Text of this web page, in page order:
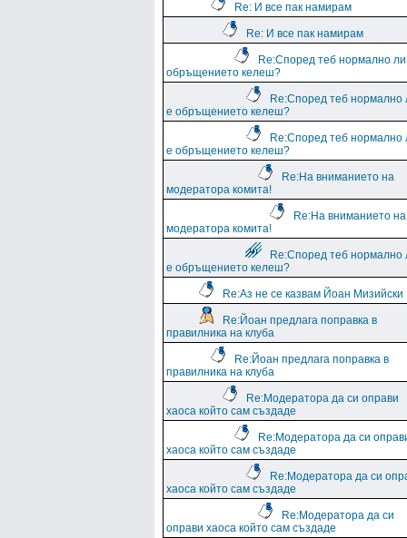
Re: И все пак намирам
Re: И все пак намирам
Re:Според теб нормално
обръщението келеш?
Re:Според теб нормално
е обръщението келеш?
Re:Според теб нормално
е обръщението келеш?
Re:На вниманието на
модератора комита!
Re:На вниманието на
модератора комита!
Re:Според теб нормално
е обръщението келеш?
Re:Аз не се казвам Йоан Мизийски
Re:Йоан предлага поправка в
правилника на клуба
Re:Йоан предлага поправка в
правилника на клуба
Re:Модератора да си оправи
хаоса който сам създаде
Re:Модератора да си
хаоса който сам създаде
Re:Модератора да си
хаоса който сам създаде
Re:Модератора да си
оправи хаоса който сам създаде